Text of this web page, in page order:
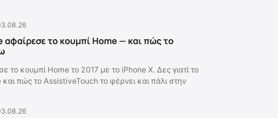
αφαίρεσε το κουμπί Home — και πώς το
το κουμπί Home το 2017 με το iPhone X. Δες γιατί το
πώς το AssistiveTouch το φέρνει και πάλι στην